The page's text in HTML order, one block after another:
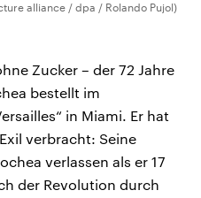
alliance / dpa / Rolando Pujol)
Zucker – der 72 Jahre
bestellt im
in Miami. Er hat
verbracht: Seine
verlassen als er 17
der Revolution durch